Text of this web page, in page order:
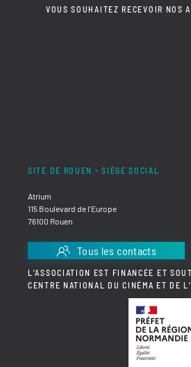
VOUS SOUHAITEZ RECEVOIR NOS
SITE DE ROUEN - SIÈGE SOCIAL
Atrium
115 Boulevard de l'Europe
76100 Rouen
Tous les contacts
L'ASSOCIATION EST FINANCÉE ET
CENTRE NATIONAL DU CINÉMA ET DE